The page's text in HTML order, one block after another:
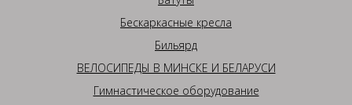
Бескаркасные кресла
Бильярд
ВЕЛОСИПЕДЫ В МИНСКЕ И БЕЛАРУСИ
Гимнастическое оборудование